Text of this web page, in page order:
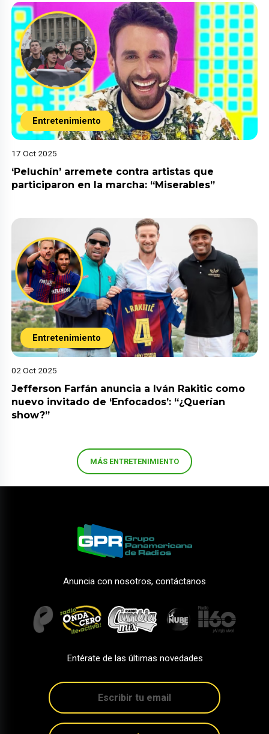
Entretenimiento
17 Oct 2025
‘Peluchín’ arremete contra artistas que
participaron en la marcha: “Miserables”
Entretenimiento
02 Oct 2025
Jefferson Farfán anuncia a Iván Rakitic como
nuevo invitado de ‘Enfocados’: “¿Querían
show?”
MÁS ENTRETENIMIENTO
Anuncia con nosotros, contáctanos
Entérate de las últimas novedades